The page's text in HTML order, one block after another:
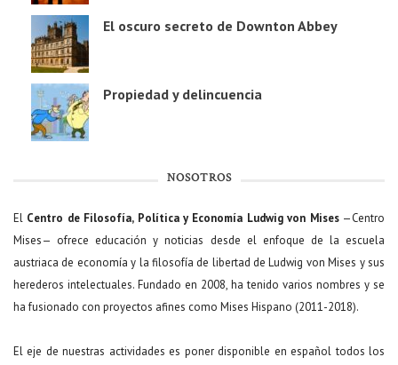
El oscuro secreto de Downton Abbey
Propiedad y delincuencia
NOSOTROS
El Centro de Filosofía, Política y Economía Ludwig von Mises—Centro
Mises— ofrece educación y noticias desde el enfoque de la escuela
austriaca de economía y la filosofía de libertad de Ludwig von Mises y sus
herederos intelectuales. Fundado en 2008, ha tenido varios nombres y se
ha fusionado con proyectos afines como Mises Hispano (2011-2018).
El eje de nuestras actividades es poner disponible en español todos los